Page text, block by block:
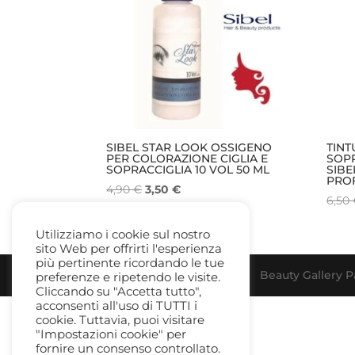
SIBEL STAR LOOK OSSIGENO
PER COLORAZIONE CIGLIA E
SOPRACCIGLIA 10 VOL 50 ML
4,90€Il
era:
4,90 €.
3,50€Il
è:
3,50 €.
6,50
Beauty Gallery
Utilizziamo i cookie sul nostro
sito Web per offrirti l'esperienza
più pertinente ricordando le tue
preferenze e ripetendo le visite.
Cliccando su "Accetta tutto",
acconsenti all'uso di TUTTI i
cookie. Tuttavia, puoi visitare
"Impostazioni cookie" per
fornire un consenso controllato.